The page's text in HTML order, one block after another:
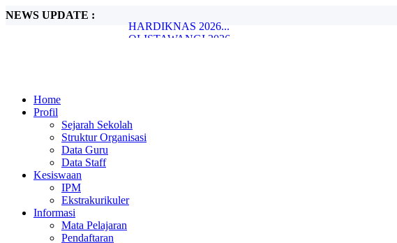
NEWS UPDATE :
HARDIKNAS 2026...
OLISTAWANGI 2026...
PUNCAK MILAD MUHAMMADIYAH KE - 112...
Minum Tablet Tambah Darah serentah ...
Home
Profil
Sejarah Sekolah
Struktur Organisasi
Data Guru
Data Staff
Kesiswaan
IPM
Ekstrakurikuler
Informasi
Mata Pelajaran
Pendaftaran